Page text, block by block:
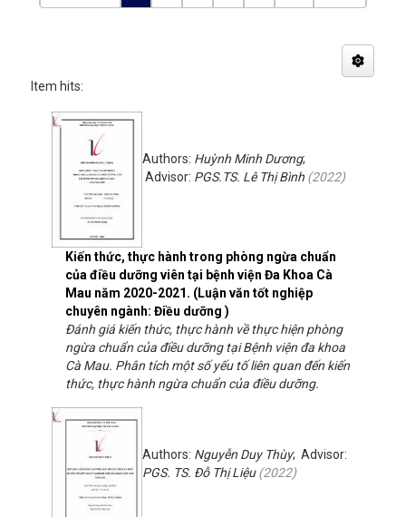
Item hits:
Kiến thức, thực hành trong phòng ngừa chuẩn
của điều dưỡng viên tại bệnh viện Đa Khoa Cà
Mau năm 2020-2021. (Luận văn tốt nghiệp
chuyên ngành: Điều dưỡng )
Authors: Huỳnh Minh Dương;
Advisor: PGS.TS. Lê Thị Bình (2022)
Đánh giá kiến thức, thực hành về thực hiện phòng
ngừa chuẩn của điều dưỡng tại Bệnh viện đa khoa
Cà Mau. Phân tích một số yếu tố liên quan đến kiến
thức, thực hành ngừa chuẩn của điều dưỡng.
Authors: Nguyễn Duy Thùy; Advisor:
PGS. TS. Đỗ Thị Liệu(2022)